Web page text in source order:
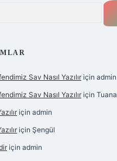
Sav Nasıl Yazılıriçin admin
Sav Nasıl Yazılıriçin Tuana
için admin
için Şengül
için admin